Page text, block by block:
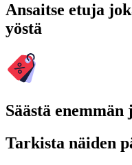
Ansaitse etuja
yöstä
Säästä
Tarkista näiden